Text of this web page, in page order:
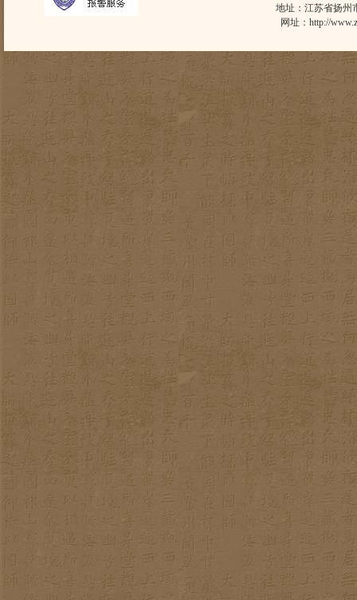
地址：江苏省扬州
网址： http://